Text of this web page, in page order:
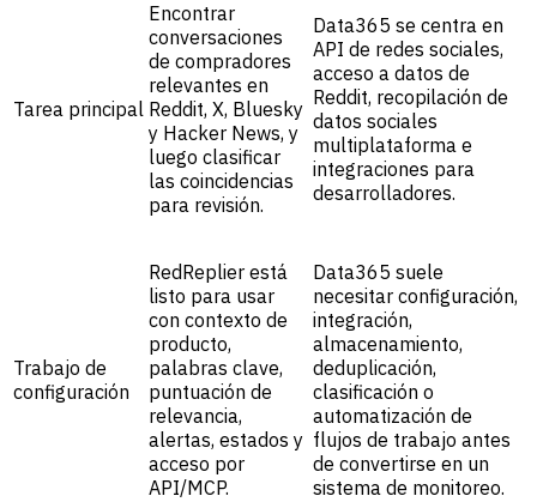
Tarea principal
Encontrar
conversaciones
de compradores
relevantes en
Reddit, X, Bluesky
y Hacker News, y
luego clasificar
las coincidencias
para revisión.
Data365 se centra en
API de redes sociales,
acceso a datos de
Reddit, recopilación de
datos sociales
multiplataforma e
integraciones para
desarrolladores.
Trabajo de
configuración
RedReplier está
listo para usar
con contexto de
producto,
palabras clave,
puntuación de
relevancia,
alertas, estados y
acceso por
API/MCP.
Data365 suele
necesitar configuración,
integración,
almacenamiento,
deduplicación,
clasificación o
automatización de
flujos de trabajo antes
de convertirse en un
sistema de monitoreo.